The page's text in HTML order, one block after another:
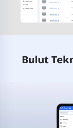
Bulut